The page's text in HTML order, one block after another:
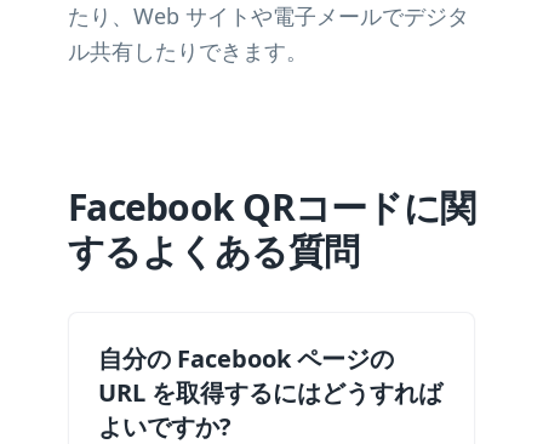
たり、Web サイトや電子メールでデジタ
ル共有したりできます。
Facebook QRコードに関
するよくある質問
自分の Facebook ページの
URL を取得するにはどうすれば
よいですか?